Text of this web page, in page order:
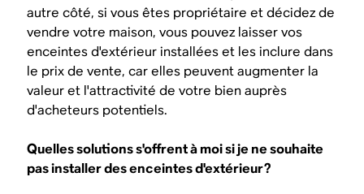
autre côté, si vous êtes propriétaire et décidez de
vendre votre maison, vous pouvez laisser vos
enceintes d'extérieur installées et les inclure dans
le prix de vente, car elles peuvent augmenter la
valeur et l'attractivité de votre bien auprès
d'acheteurs potentiels.
Quelles solutions s'offrent à moi si je ne souhaite
pas installer des enceintes d'extérieur?